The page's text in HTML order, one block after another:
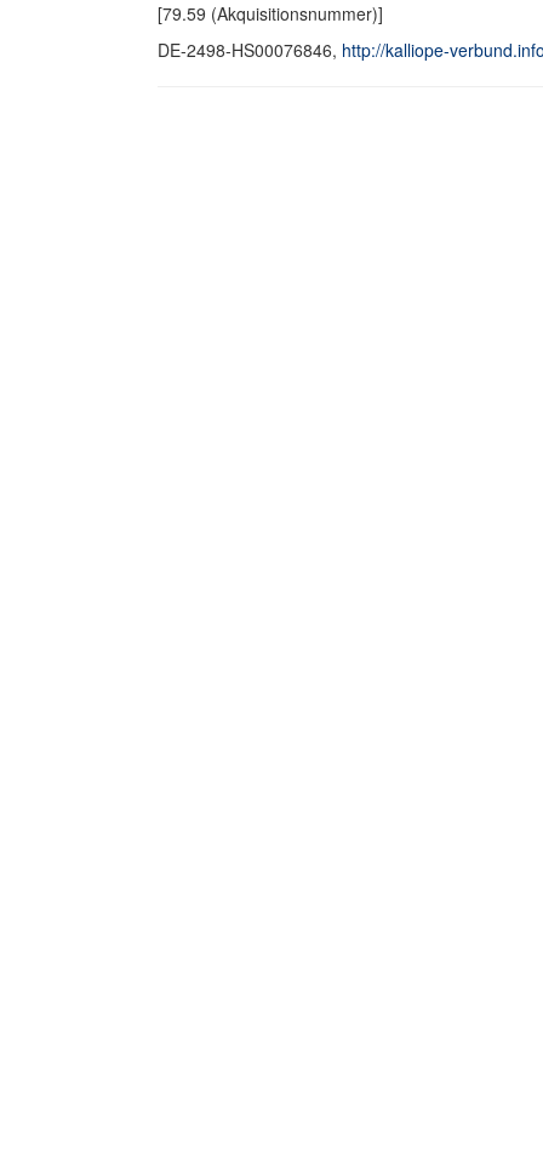
[79.59 (Akquisitionsnummer)]
DE-2498-HS00076846, http://kalliope-